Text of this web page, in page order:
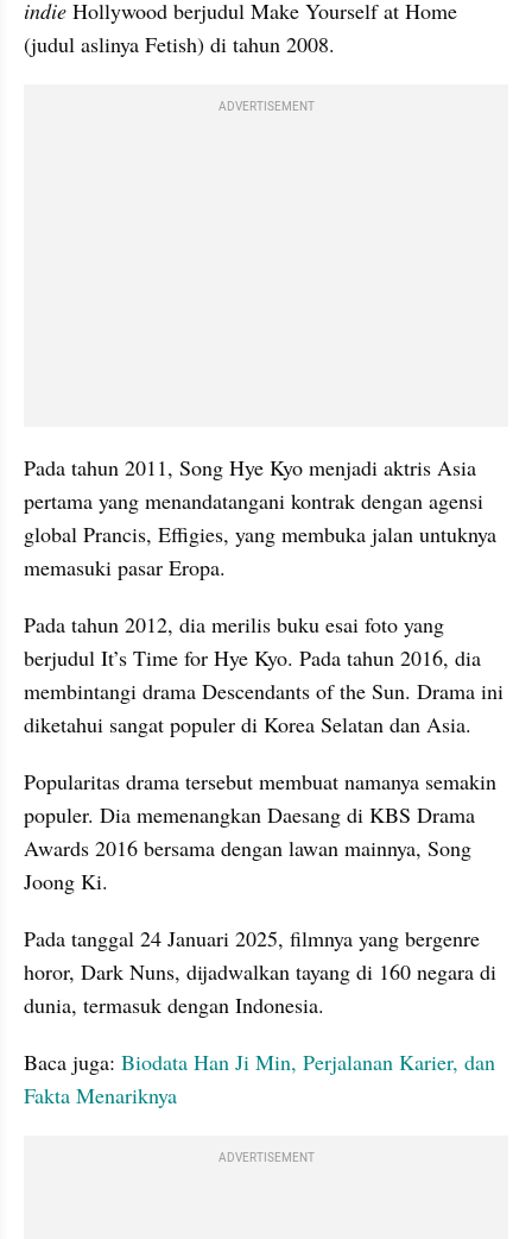
indie Hollywood berjudul Make Yourself at Home
(judul aslinya Fetish) di tahun 2008.
ADVERTISEMENT
Pada tahun 2011, Song Hye Kyo menjadi aktris Asia
pertama yang menandatangani kontrak dengan agensi
global Prancis, Effigies, yang membuka jalan untuknya
memasuki pasar Eropa.
Pada tahun 2012, dia merilis buku esai foto yang
berjudul It’s Time for Hye Kyo. Pada tahun 2016, dia
membintangi drama Descendants of the Sun. Drama ini
diketahui sangat populer di Korea Selatan dan Asia.
Popularitas drama tersebut membuat namanya semakin
populer. Dia memenangkan Daesang di KBS Drama
Awards 2016 bersama dengan lawan mainnya, Song
Joong Ki.
Pada tanggal 24 Januari 2025, filmnya yang bergenre
horor, Dark Nuns, dijadwalkan tayang di 160 negara di
dunia, termasuk dengan Indonesia.
Baca juga: Biodata Han Ji Min, Perjalanan Karier, dan
Fakta Menariknya
ADVERTISEMENT